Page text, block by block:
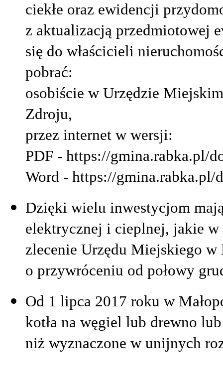
ciekłe oraz ewidencji
z aktualizacją przedmiotowej
się do właścicieli
pobrać:
osobiście w Urzędzie
Zdroju,
przez internet w wersji:
PDF - https://gmina.rabka.pl/
Word - https://gmina.rabka.pl/
Dzięki wielu inwestycjom
elektrycznej i cieplnej, jakie w
zlecenie Urzędu Miejskiego w
o przywróceniu od połowy
Od 1 lipca 2017 roku w
kotła na węgiel lub drewno
niż wyznaczone w unijnych